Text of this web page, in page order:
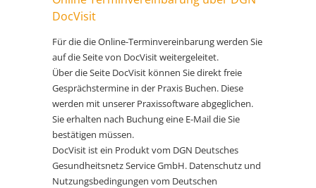
DocVisit
Für die die Online-Terminvereinbarung werden Sie
auf die Seite von DocVisit weitergeleitet.
Über die Seite DocVisit können Sie direkt freie
Gesprächstermine in der Praxis Buchen. Diese
werden mit unserer Praxissoftware abgeglichen.
Sie erhalten nach Buchung eine E-Mail die Sie
bestätigen müssen.
DocVisit ist ein Produkt vom DGN Deutsches
Gesundheitsnetz Service GmbH. Datenschutz und
Nutzungsbedingungen vom Deutschen